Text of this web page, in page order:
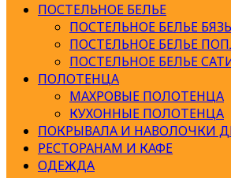
ПОСТЕЛЬНОЕ БЕЛЬЕ
ПОСТЕЛЬНОЕ БЕЛЬЕ БЯЗЬ
ПОСТЕЛЬНОЕ БЕЛЬЕ
ПОСТЕЛЬНОЕ БЕЛЬЕ
ПОЛОТЕНЦА
МАХРОВЫЕ ПОЛОТЕНЦА
КУХОННЫЕ ПОЛОТЕНЦА
ПОКРЫВАЛА И НАВОЛОЧКИ
РЕСТОРАНАМ И КАФЕ
ОДЕЖДА